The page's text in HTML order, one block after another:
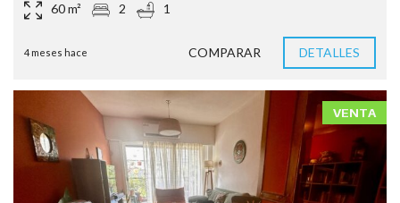
60 m² 2 1
4 meses hace COMPARAR DETALLES
VENTA